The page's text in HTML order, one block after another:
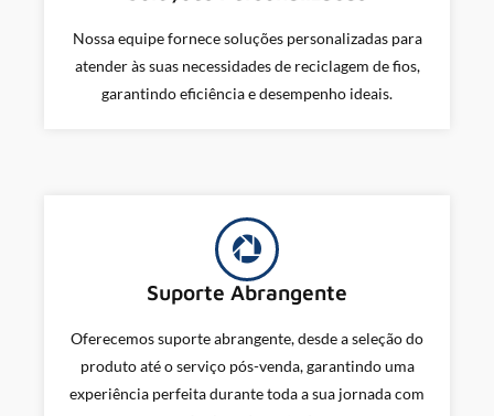
Nossa equipe fornece soluções personalizadas para
atender às suas necessidades de reciclagem de fios,
garantindo eficiência e desempenho ideais.
Suporte Abrangente
Oferecemos suporte abrangente, desde a seleção do
produto até o serviço pós-venda, garantindo uma
experiência perfeita durante toda a sua jornada com